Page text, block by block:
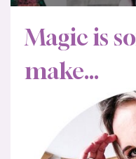
Magic is
make…